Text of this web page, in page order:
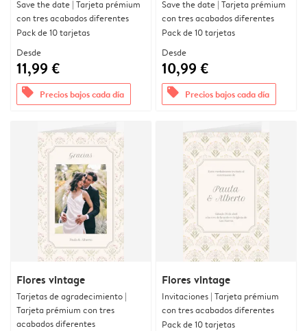
Save the date | Tarjeta prémium
con tres acabados diferentes
Pack de 10 tarjetas
Desde
11,99 €
offers Precios bajos cada día
Save the date | Tarjeta prémium
con tres acabados diferentes
Pack de 10 tarjetas
Desde
10,99 €
offers Precios bajos cada día
Flores vintage
Tarjetas de agradecimiento |
Tarjeta prémium con tres
acabados diferentes
Flores vintage
Invitaciones | Tarjeta prémium
con tres acabados diferentes
Pack de 10 tarjetas